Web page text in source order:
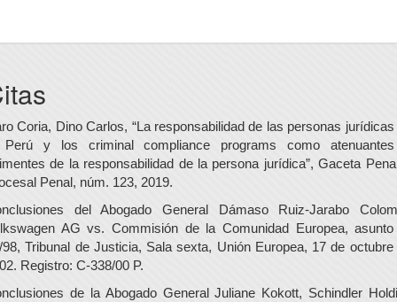
Coria, Dino Carlos, “La responsabilidad de las personas jurídicas
y los criminal compliance programs como
de la responsabilidad de la persona jurídica”, Gaceta
Penal, núm. 123, 2019.
del Abogado General Dámaso Ruiz-Jarabo
AG vs. Commisión de la Comunidad Europea,
98, Tribunal de Justicia, Sala sexta, Unión Europea, 17 de octubre
Registro: C-338/00 P.
de la Abogado General Juliane Kokott, Schindler